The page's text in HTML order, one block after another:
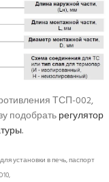
ТСП-002,
подобратьрегулятор
.
установки в печь, паспорт